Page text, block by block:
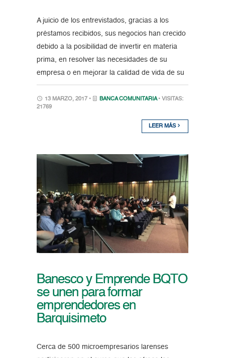
A juicio de los entrevistados, gracias a los
préstamos recibidos, sus negocios han crecido
debido a la posibilidad de invertir en materia
prima, en resolver las necesidades de su
empresa o en mejorar la calidad de vida de su
13 MARZO, 2017 • BANCA COMUNITARIA • VISITAS:
21769
LEER MÁS
Banesco y Emprende BQTO
se unen para formar
emprendedores en
Barquisimeto
Cerca de 500 microempresarios larenses